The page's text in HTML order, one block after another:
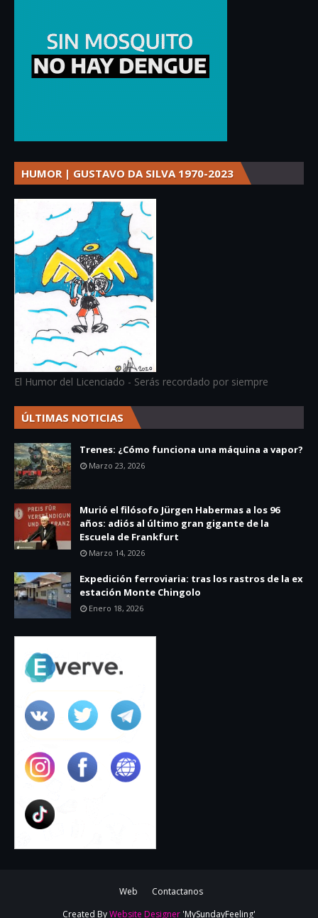
HUMOR | GUSTAVO DA SILVA 1970-2023
El Humor del Licenciado - Serás recordado por siempre
ÚLTIMAS NOTICIAS
Trenes: ¿Cómo funciona una máquina a vapor?
Marzo 23, 2026
Murió el filósofo Jürgen Habermas a los 96
años: adiós al último gran gigante de la
Escuela de Frankfurt
Marzo 14, 2026
Expedición ferroviaria: tras los rastros de la ex
estación Monte Chingolo
Enero 18, 2026
Web
Contactanos
Created ByWebsite Designer 'MySundayFeeling'